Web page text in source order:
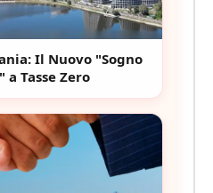
Il Nuovo "Sogno
Tasse Zero